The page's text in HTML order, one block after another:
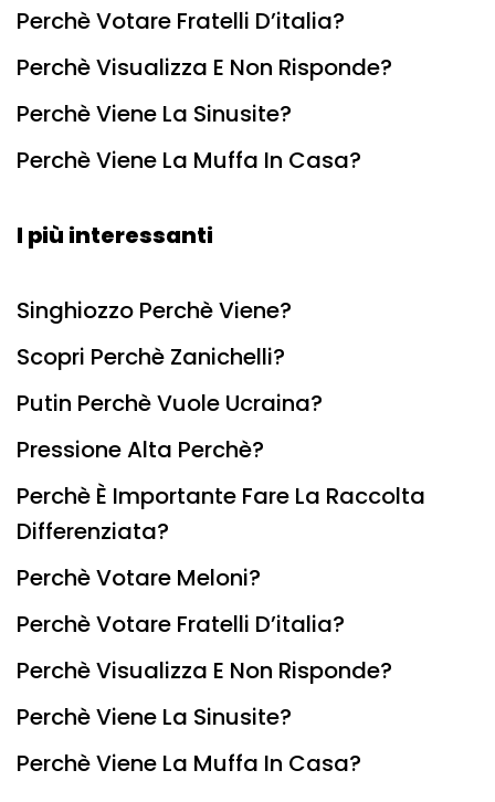
Perchè Votare Fratelli D’italia?
Perchè Visualizza E Non Risponde?
Perchè Viene La Sinusite?
Perchè Viene La Muffa In Casa?
I più interessanti
Singhiozzo Perchè Viene?
Scopri Perchè Zanichelli?
Putin Perchè Vuole Ucraina?
Pressione Alta Perchè?
Perchè È Importante Fare La Raccolta
Differenziata?
Perchè Votare Meloni?
Perchè Votare Fratelli D’italia?
Perchè Visualizza E Non Risponde?
Perchè Viene La Sinusite?
Perchè Viene La Muffa In Casa?